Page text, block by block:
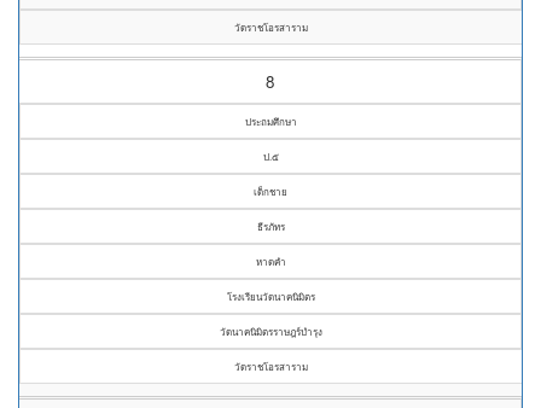
วัดราชโอรสาราม
8
ประถมศึกษา
ป.๕
เด็กชาย
ธีรภัทร
หาดคำ
โรงเรียนวัดนาคนิมิตร
วัดนาคนิมิตรราษฎร์บำรุง
วัดราชโอรสาราม